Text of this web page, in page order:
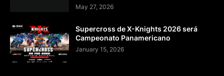
May 27, 2026
Supercross de X-Knights 2026 será
Campeonato Panamericano
January 15, 2026